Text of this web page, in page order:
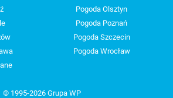
Pogoda Olsztyn
Pogoda Poznań
Pogoda Szczecin
Pogoda Wrocław
© 1995-2026 Grupa WP